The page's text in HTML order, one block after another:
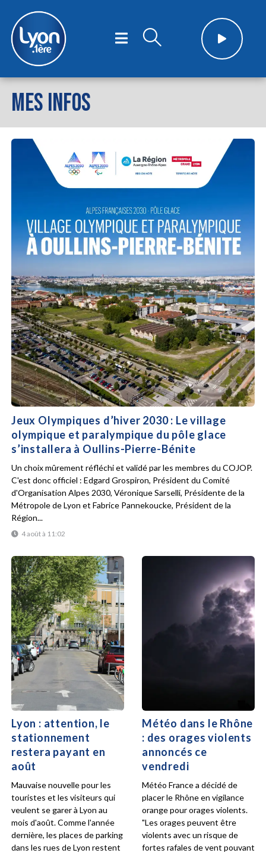
MES INFOS
Jeux Olympiques d’hiver 2030 : Le village
olympique et paralympique du pôle glace
s’installera à Oullins-Pierre-Bénite
4 août à 11:02
Un choix mûrement réfléchi et validé par les membres du COJOP.
C'est donc officiel : Edgard Grospiron, Président du Comité
d'Organisation Alpes 2030, Véronique Sarselli, Présidente de la
Métropole de Lyon et Fabrice Pannekoucke, Président de la
Région...
Lyon : attention, le
stationnement
restera payant en
août
Mauvaise nouvelle pour les
touristes et les visiteurs qui
veulent se garer à Lyon au
mois d'août. Comme l'année
dernière, les places de parking
dans les rues de Lyon restent
Météo dans le Rhône
: des orages violents
annoncés ce
vendredi
Météo France a décidé de
placer le Rhône en vigilance
orange pour orages violents.
"Les orages peuvent être
violents avec un risque de
fortes rafales de vent pouvant